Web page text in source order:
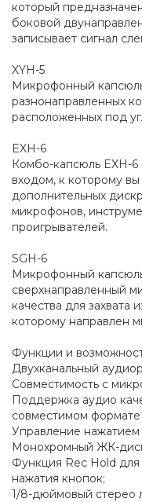
который
боковой
записывает сигнал
XYH-5
Микрофонный
разнонаправленных
расположенных под
EXH-6
Комбо-капсюль EXH-
входом, к которому
дополнительных
микрофонов,
проигрывателей.
SGH-6
Микрофонный
сверхнаправленный
качества для захвата
которому направлен
Функции и
Двухканальный
Совместимость с
Поддержка аудио
совместимом формате
Управление
Монохромный ЖК-
Функция Rec Hold
нажатия кнопок;
1/8-дюймовый стерео